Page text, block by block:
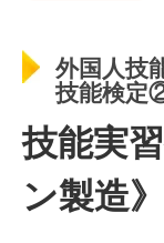
外国人技
技能検定
技能実
ン製造